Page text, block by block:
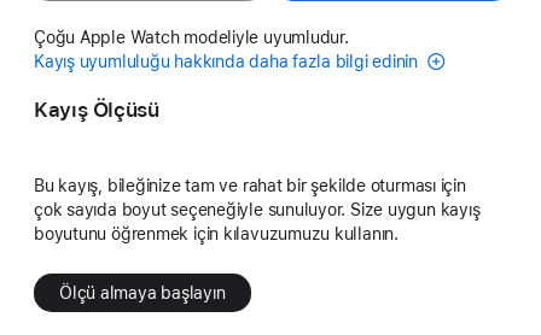
Çoğu Apple Watch modeliyle uyumludur.
Kayış uyumluluğu hakkında daha fazla bilgi edinin
Kayış Ölçüsü
Bu kayış, bileğinize tam ve rahat bir şekilde oturması için
çok sayıda boyut seçeneğiyle sunuluyor. Size uygun kayış
boyutunu öğrenmek için kılavuzumuzu kullanın.
Ölçü almaya başlayın